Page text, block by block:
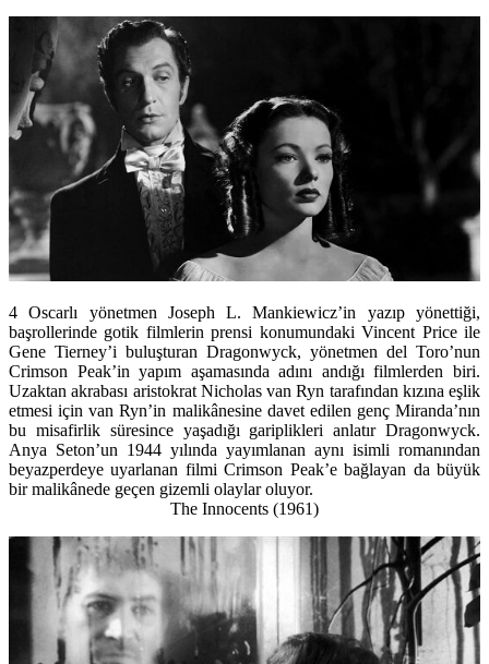
4 Oscarlı yönetmen Joseph L. Mankiewicz’in yazıp yönettiği,
başrollerinde gotik filmlerin prensi konumundaki Vincent Price ile
Gene Tierney’i buluşturan Dragonwyck, yönetmen del Toro’nun
Crimson Peak’in yapım aşamasında adını andığı filmlerden biri.
Uzaktan akrabası aristokrat Nicholas van Ryn tarafından kızına eşlik
etmesi için van Ryn’in malikânesine davet edilen genç Miranda’nın
bu misafirlik süresince yaşadığı gariplikleri anlatır Dragonwyck.
Anya Seton’un 1944 yılında yayımlanan aynı isimli romanından
beyazperdeye uyarlanan filmi Crimson Peak’e bağlayan da büyük
bir malikânede geçen gizemli olaylar oluyor.
The Innocents (1961)